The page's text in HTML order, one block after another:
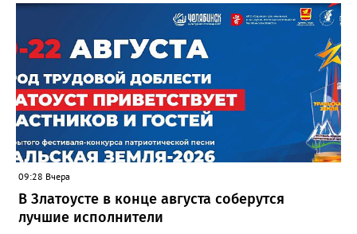
отметили и недочёты. «Например, управляющие компании
несвоевременно приняли меры для предотвращения
“перемерзания” общей домовой тепловой сети
многоквартирного дома, отсутствовало взаимодействие с
ресурсоснабжающей организацией, ЕДДС и иными службами»,
— сообщила начальник Главного управления ГЖИ Ирина
Настенко. В следующий раз, рекомендовали в
Госжилинспекции, службы должны действовать слаженно. И
оперативно делиться информацией со всеми
заинтересованными – от поставщика тепла до конечных
потребителей.
09:28 Вчера
В Златоусте в конце августа соберутся
лучшие исполнители